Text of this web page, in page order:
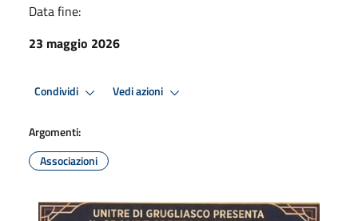
Data fine:
23 maggio 2026
Condividi Vedi azioni
Argomenti:
Associazioni